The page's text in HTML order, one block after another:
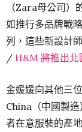
（Zara母公司）
如推行多品牌戰
列，這些新設計
/ H&M 將推出
金媛媛向其他三
China（中國製
者在意服裝的產